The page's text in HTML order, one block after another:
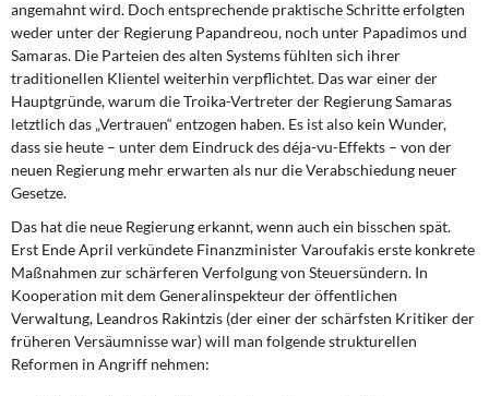
angemahnt wird. Doch entsprechende praktische Schritte erfolgten
weder unter der Regierung Papandreou, noch unter Papadimos und
Samaras. Die Parteien des alten Systems fühlten sich ihrer
traditionellen Klientel weiterhin verpflichtet. Das war einer der
Hauptgründe, warum die Troika-Vertreter der Regierung Samaras
letztlich das „Vertrauen“ entzogen haben. Es ist also kein Wunder,
dass sie heute – unter dem Eindruck des déja-vu-Effekts – von der
neuen Regierung mehr erwarten als nur die Verabschiedung neuer
Gesetze.
Das hat die neue Regierung erkannt, wenn auch ein bisschen spät.
Erst Ende April verkündete Finanzminister Varoufakis erste konkrete
Maßnahmen zur schärferen Verfolgung von Steuersündern. In
Kooperation mit dem Generalinspekteur der öffentlichen
Verwaltung, Leandros Rakintzis (der einer der schärfsten Kritiker der
früheren Versäumnisse war) will man folgende strukturellen
Reformen in Angriff nehmen: